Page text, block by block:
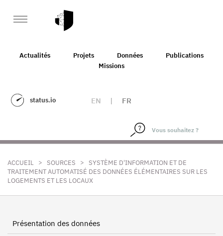
Actualités Projets Données
Publications
Missions
status.io EN | FR
ACCUEIL > SOURCES > SYSTÈME D'INFORMATION ET DE
TRAITEMENT AUTOMATISÉ DES DONNÉES ÉLÉMENTAIRES SUR LES
LOGEMENTS ET LES LOCAUX
Présentation des données